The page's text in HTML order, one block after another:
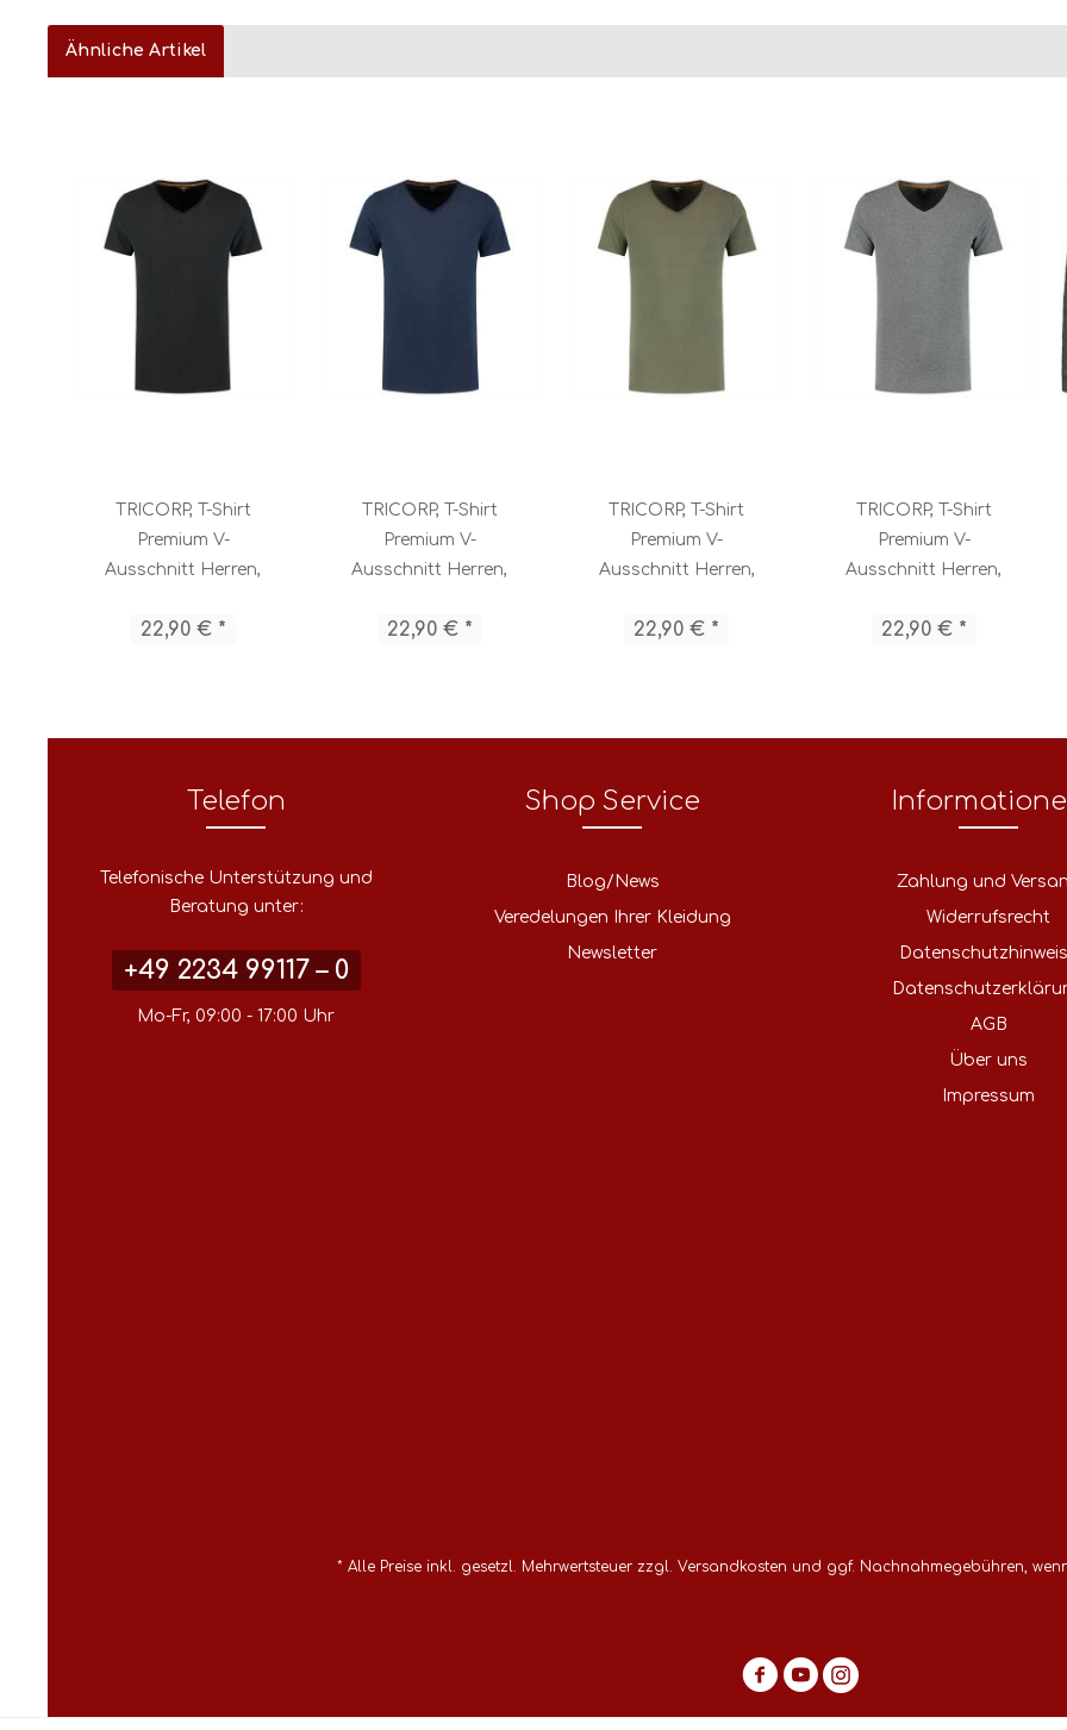
Ähnliche Artikel
TRICORP, T-Shirt
Premium V-
Ausschnitt Herren,
22,90 € *
TRICORP, T-Shirt
Premium V-
Ausschnitt Herren,
22,90 € *
TRICORP, T-Shirt
Premium V-
Ausschnitt Herren,
22,90 € *
TRICORP, T-Shirt
Premium V-
Ausschnitt Herren,
22,90 € *
Telefon
Telefonische Unterstützung und
Beratung unter:
+49 2234 99117 – 0
Mo-Fr, 09:00 - 17:00 Uhr
Shop Service
Blog/News
Veredelungen Ihrer Kleidung
Newsletter
Zahlung und
Widerrufsrecht
AGB
Über uns
Impressum
* Alle Preise inkl. gesetzl. Mehrwertsteuer zzgl. Versandkosten und ggf. Nachnahmegebühren,